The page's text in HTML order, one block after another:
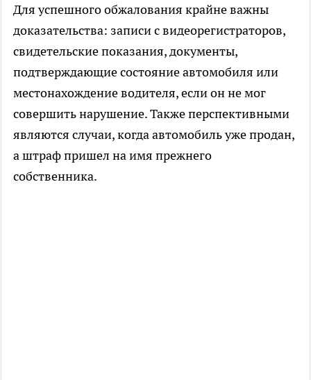
Для успешного обжалования крайне важны
доказательства: записи с видеорегистраторов,
свидетельские показания, документы,
подтверждающие состояние автомобиля или
местонахождение водителя, если он не мог
совершить нарушение. Также перспективными
являются случаи, когда автомобиль уже продан,
а штраф пришел на имя прежнего
собственника.